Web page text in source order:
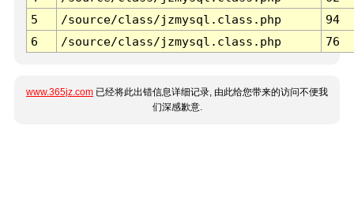
5
/source/class/jzmysql.class.php
94
6
/source/class/jzmysql.class.php 76
www.365jz.com 已经将此出错信息详细记录, 由此给您带来的访问不便我
们深感歉意.